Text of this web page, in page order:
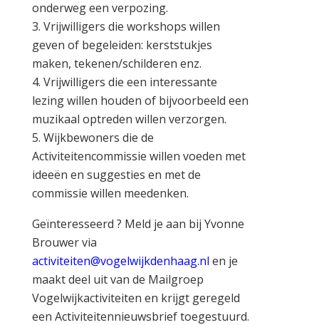
onderweg een verpozing.
3. Vrijwilligers die workshops willen
geven of begeleiden: kerststukjes
maken, tekenen/schilderen enz.
4. Vrijwilligers die een interessante
lezing willen houden of bijvoorbeeld een
muzikaal optreden willen verzorgen.
5. Wijkbewoners die de
Activiteitencommissie willen voeden met
ideeën en suggesties en met de
commissie willen meedenken.
Geïnteresseerd ? Meld je aan bij Yvonne
Brouwer via
activiteiten@vogelwijkdenhaag.nl en je
maakt deel uit van de Mailgroep
Vogelwijkactiviteiten en krijgt geregeld
een Activiteitennieuwsbrief toegestuurd.